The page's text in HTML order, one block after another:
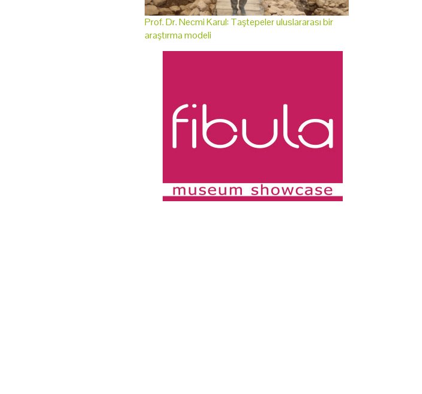
Prof. Dr. Necmi Karul: Taştepeler uluslararası bir
araştırma modeli